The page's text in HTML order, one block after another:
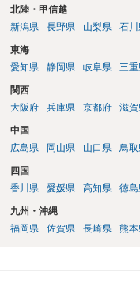
北陸・甲信越
新潟県
長野県 山梨県 石川
東海
愛知県
静岡県 岐阜県 三重
関西
大阪府
兵庫県 京都府 滋賀
中国
広島県
岡山県 山口県 鳥取
四国
香川県
愛媛県 高知県 徳島
九州・沖縄
福岡県
佐賀県 長崎県 熊本